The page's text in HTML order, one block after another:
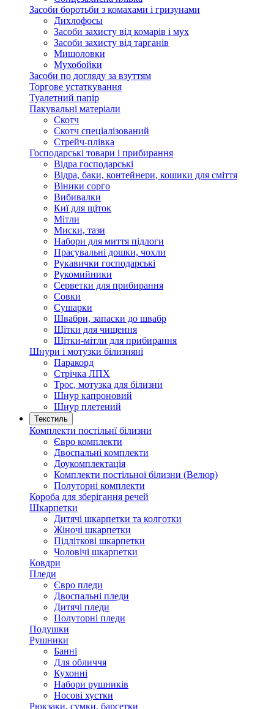
Засоби боротьби з комахами і гризунами
Дихлофосы
Засоби захисту від комарів і мух
Засоби захисту від тарганів
Мишоловки
Мухобойки
Засоби по догляду за взуттям
Торгове устаткування
Туалетний папір
Пакувальні матеріали
Скотч
Скотч спеціалізований
Стрейч-плівка
Господарські товари і прибирання
Відра господарські
Відра, баки, контейнери, кошики для сміття
Віники сорго
Вибивалки
Киї для щіток
Мітли
Миски, тази
Набори для миття підлоги
Прасувальні дошки, чохли
Рукавички господарські
Рукомийники
Серветки для прибирання
Совки
Сушарки
Швабри, запаски до швабр
Щітки для чищення
Щітки-мітли для прибирання
Шнури і мотузки білизняні
Паракорд
Стрічка ЛПХ
Трос, мотузка для білизни
Шнур капроновий
Шнур плетений
Текстиль
Комплекти постільнї білизни
Євро комплекти
Двоспальні комплекти
Доукомплектація
Комплекти постільної білизни (Велюр)
Полуторні комплекти
Короба для зберігання речей
Шкарпетки
Дитячі шкарпетки та колготки
Жіночі шкарпетки
Підліткові шкарпетки
Чоловічі шкарпетки
Ковдри
Пледи
Євро пледи
Двоспальні пледи
Дитячі пледи
Полуторні пледи
Подушки
Рушники
Банні
Для обличчя
Кухонні
Набори рушників
Носові хустки
Рюкзаки, сумки, барсетки